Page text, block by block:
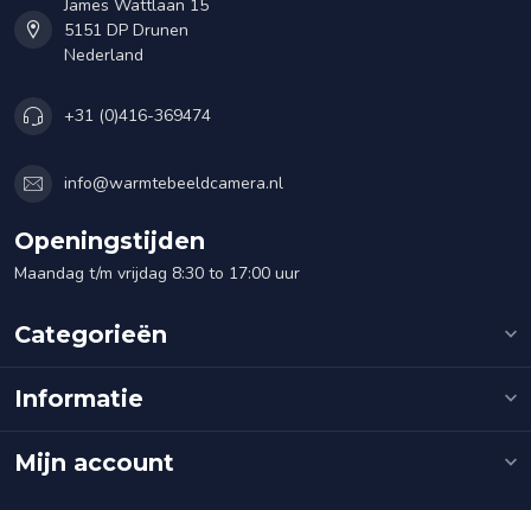
James Wattlaan 15
5151 DP Drunen
Nederland
+31 (0)416-369474
info@warmtebeeldcamera.nl
Openingstijden
Maandag t/m vrijdag 8:30 to 17:00 uur
Categorieën
Informatie
Mijn account